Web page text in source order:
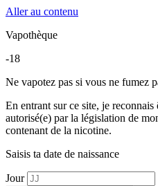
Aller au contenu
Vapothèque
-18
Ne vapotez pas si vous ne fumez
En entrant sur ce site, je
autorisé(e) par la législation de
contenant de la nicotine.
Saisis ta date de naissance
Jour